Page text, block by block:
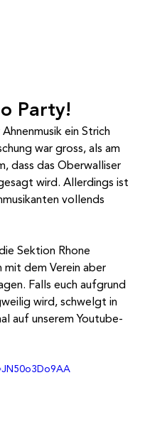
Party!
ein Strich
war gross, als am
dass das Oberwalliser
wird. Allerdings ist
vollends
Sektion Rhone
dem Verein aber
Falls euch aufgrund
wird, schwelgt in
auf unserem Youtube-